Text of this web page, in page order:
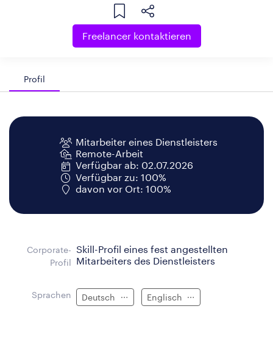
Freelancer kontaktieren
Profil
Mitarbeiter eines Dienstleisters
Remote-Arbeit
Verfügbar ab: 02.07.2026
Verfügbar zu: 100%
davon vor Ort: 100%
Corporate-
Profil
Skill-Profil eines fest angestellten
Mitarbeiters des Dienstleisters
Sprachen Deutsch Englisch